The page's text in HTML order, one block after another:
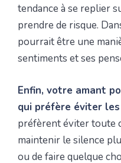
tendance à se replier
prendre de risque.
pourrait être une
sentiments et ses
Enfin, votre amant
qui préfère éviter
préfèrent éviter toute
maintenir le silence
ou de faire quelque